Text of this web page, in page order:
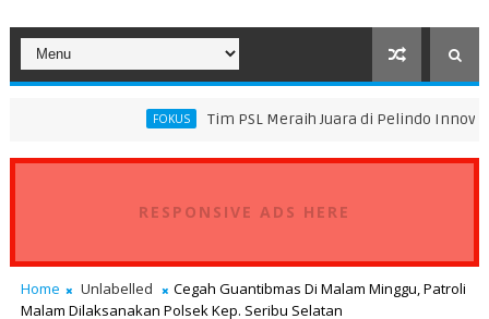
Tim PSL Meraih Juara di Pelindo Innovation Award
RESPONSIVE ADS HERE
Home Unlabelled
Cegah Guantibmas Di Malam Minggu, Patroli
Malam Dilaksanakan Polsek Kep. Seribu Selatan